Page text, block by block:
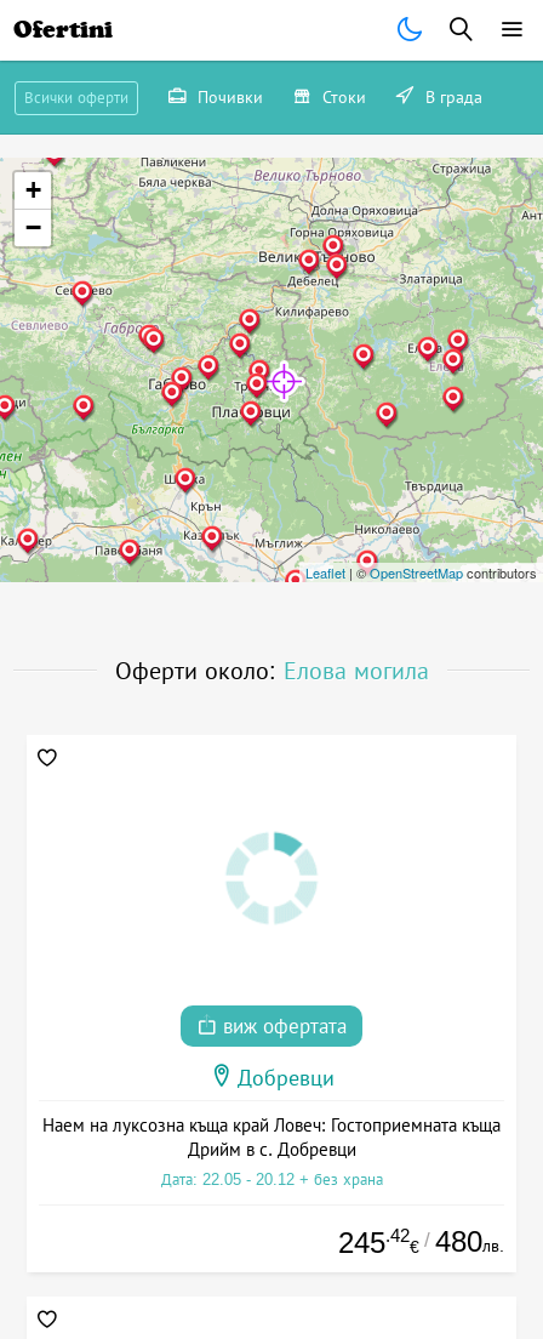
Ofertini
Всички оферти Почивки Стоки В града
+
−
Leaflet | ©OpenStreetMapcontributors
Оферти около: Елова могила
виж офертата
Добревци
Наем на луксозна къща край Ловеч: Гостоприемната къща
Дрийм в с. Добревци
Дата: 22.05 - 20.12 + без храна
245.42
€ / 480лв.